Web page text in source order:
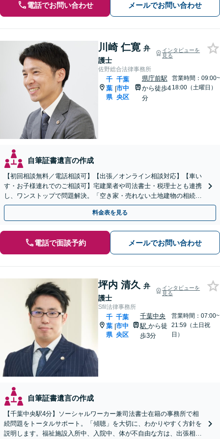
電話でお問い合わせ メールでお問い合わせ
川崎 仁寛 弁
護士
インタビューを
見る
佐野総合法律事務所
千
葉
県
|
千葉
市中
央区
県庁前駅
から徒歩4
分
営業時間：09:00~
18:00（土曜日）
自筆証書遺言の作成
【初回相談無料／電話相談可】【出張／オンライン相談対応】【車い
す・お子様連れでのご相談可】宅建業者や司法書士・税理士とも連携
し、ワンストップで問題解決。「空き家・売れない土地建物の相続／
権利関係が複雑な不動産相続もお任せください」
料金表を見る
電話で面談予約 メールでお問い合わせ
坪内 清久 弁
護士
インタビューを
見る
Sfil法律事務所
千
葉
県
|
千葉
市中
央区
千葉中央
駅から徒
歩3分
営業時間：07:00~
21:59（土日祝
日）
自筆証書遺言の作成
【千葉中央駅4分】ソーシャルワーカー兼司法書士在籍の事務所で相
続問題をトータルサポート。「傾聴」を大切に、わかりやすく方針を
説明します。福祉施設入所中、入院中、体が不自由な方は、出張相談